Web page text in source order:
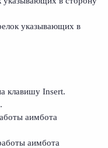
указывающих в
клавишу Insert.
аимбота
аимбота